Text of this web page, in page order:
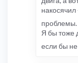
проблемы.
Я бы тоже
если бы